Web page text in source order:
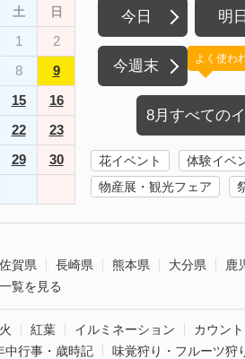
土 日
1
2
8
9
15
16
22
23
29
30
今日 明日
今週末
8月すべての
よく使わ
花イベント
体験イベ
物産展・観光フェア
佐賀県 長崎県 熊本県 大分県 鹿
覧を見る
紅葉 イルミネーション カウン
中行事・歳時記
味覚狩り・フルーツ狩